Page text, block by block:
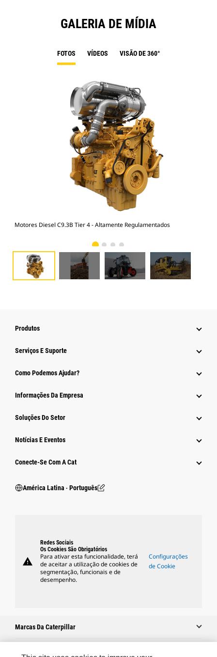
GALERIA DE MÍDIA
FOTOS VÍDEOS VISÃO DE 360°
Motores Diesel C9.3B Tier 4 - Altamente Regulamentados
Produtos
Serviços E Suporte
Como Podemos Ajudar?
Informações Da Empresa
Soluções Do Setor
Notícias E Eventos
Conecte-Se Com A Cat
América Latina ‧ Português
warning
Redes Sociais
Os Cookies São Obrigatórios
Para ativar esta funcionalidade, terá
de aceitar a utilização de cookies de
segmentação, funcionais e de
desempenho.
Configurações
de Cookie
Marcas Da Caterpillar